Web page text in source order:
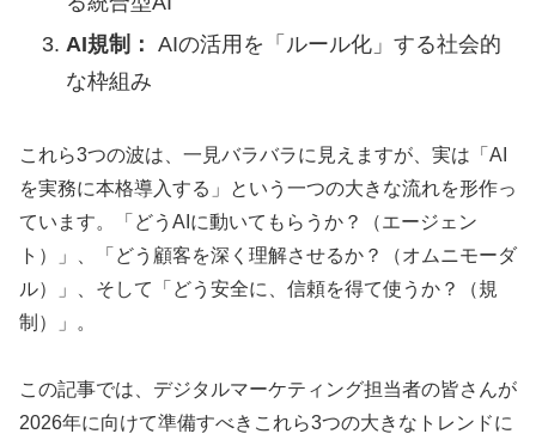
AI規制： AIの活用を「ルール化」する社会的
な枠組み
これら3つの波は、一見バラバラに見えますが、実は「AI
を実務に本格導入する」という一つの大きな流れを形作っ
ています。「どうAIに動いてもらうか？（エージェン
ト）」、「どう顧客を深く理解させるか？（オムニモーダ
ル）」、そして「どう安全に、信頼を得て使うか？（規
制）」。
この記事では、デジタルマーケティング担当者の皆さんが
2026年に向けて準備すべきこれら3つの大きなトレンドに